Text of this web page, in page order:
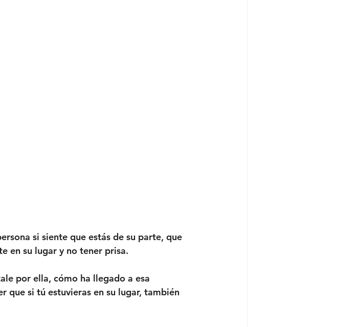
si siente que estás de su parte, que
en su lugar y no tener prisa.
por ella, cómo ha llegado a esa
que si tú estuvieras en su lugar, también